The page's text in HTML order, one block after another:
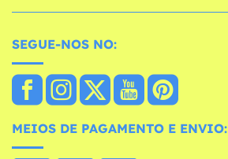
SEGUE-NOS NO:
MEIOS DE PAGAMENTO E ENVIO: